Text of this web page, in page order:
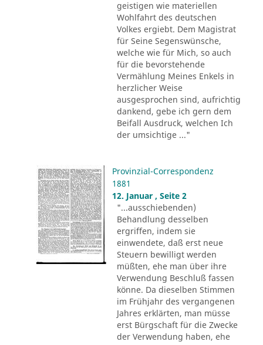
geistigen wie materiellen
Wohlfahrt des deutschen
Volkes ergiebt. Dem Magistrat
für Seine Segenswünsche,
welche wie für Mich, so auch
für die bevorstehende
Vermählung Meines Enkels in
herzlicher Weise
ausgesprochen sind, aufrichtig
dankend, gebe ich gern dem
Beifall Ausdruck, welchen Ich
der umsichtige ..."
Provinzial-Correspondenz
1881
12. Januar , Seite 2
"...ausschiebenden)
Behandlung desselben
ergriffen, indem sie
einwendete, daß erst neue
Steuern bewilligt werden
müßten, ehe man über ihre
Verwendung Beschluß fassen
könne. Da dieselben Stimmen
im Frühjahr des vergangenen
Jahres erklärten, man müsse
erst Bürgschaft für die Zwecke
der Verwendung haben, ehe